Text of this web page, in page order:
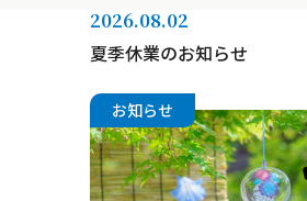
2026.08.02
夏季休業のお知らせ
お知らせ